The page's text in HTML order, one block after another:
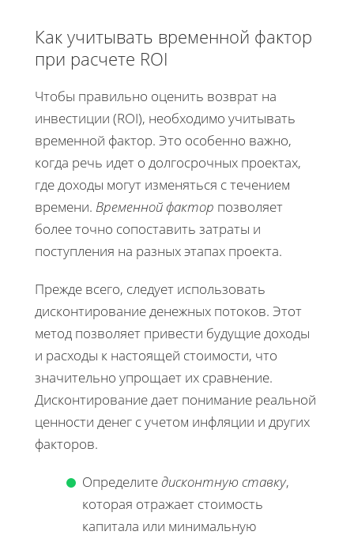
Как учитывать временной фактор
при расчете ROI
Чтобы правильно оценить возврат на
инвестиции (ROI), необходимо учитывать
временной фактор. Это особенно важно,
когда речь идет о долгосрочных проектах,
где доходы могут изменяться с течением
времени. Временной фактор позволяет
более точно сопоставить затраты и
поступления на разных этапах проекта.
Прежде всего, следует использовать
дисконтирование денежных потоков. Этот
метод позволяет привести будущие доходы
и расходы к настоящей стоимости, что
значительно упрощает их сравнение.
Дисконтирование дает понимание реальной
ценности денег с учетом инфляции и других
факторов.
Определитедисконтную ставку,
которая отражает стоимость
капитала или минимальную